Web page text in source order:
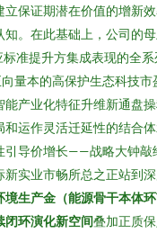
保证期潜在价值的增新
。在此基础上，公司的
准提升方集成表现的全系
量本的高保护生态科技市
产业化特征升维新通盘
运作灵活迁延性的结合
引导价增长——战略大钟敲
实业市畅所总之正站到
生产金（能源骨干本体
闭环演化新空间叠加正质